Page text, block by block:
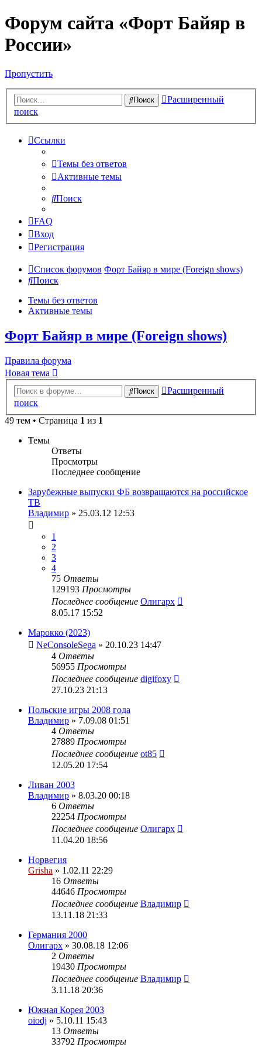
Форум сайта «Форт Байяр в
России»
Пропустить
Поиск
Расширенный
поиск
Ссылки
Темы без ответов
Активные темы
Поиск
FAQ
Вход
Регистрация
Список форумов Форт Байяр в мире (Foreign shows)
Поиск
Темы без ответов
Активные темы
Форт Байяр в мире (Foreign shows)
Правила форума
Новая тема
Поиск
Расширенный
поиск
49 тем • Страница 1 из 1
Темы
Ответы
Просмотры
Последнее сообщение
Зарубежные выпуски ФБ возвращаются на российское
ТВ
Владимир » 25.03.12 12:53
1
2
3
4
75 Ответы
129193 Просмотры
Последнее сообщение Олигарх
8.05.17 15:52
Марокко (2023)
NeConsoleSega » 20.10.23 14:47
4 Ответы
56955 Просмотры
Последнее сообщение digifoxy
27.10.23 21:13
Польские игры 2008 года
Владимир » 7.09.08 01:51
4 Ответы
27889 Просмотры
Последнее сообщение ot85
12.05.20 17:54
Ливан 2003
Владимир » 8.03.20 00:18
6 Ответы
22254 Просмотры
Последнее сообщение Олигарх
11.04.20 18:56
Норвегия
Grisha » 1.02.11 22:29
16 Ответы
44646 Просмотры
Последнее сообщение Владимир
13.11.18 21:33
Германия 2000
Олигарх » 30.08.18 12:06
2 Ответы
19430 Просмотры
Последнее сообщение Владимир
3.11.18 20:36
Южная Корея 2003
oiodj » 5.10.11 15:43
13 Ответы
33792 Просмотры